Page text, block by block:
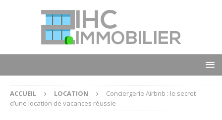
ACCUEIL LOCATION
Conciergerie Airbnb : le secret
d’une location de vacances réussie